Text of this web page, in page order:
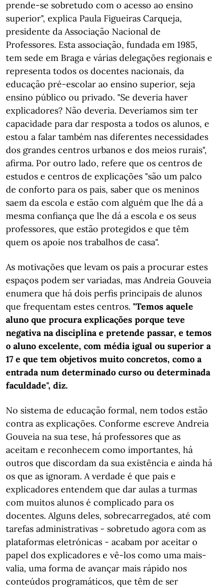
prende-se sobretudo com o acesso ao ensino
superior", explica Paula Figueiras Carqueja,
presidente da Associação Nacional de
Professores. Esta associação, fundada em 1985,
tem sede em Braga e várias delegações regionais e
representa todos os docentes nacionais, da
educação pré-escolar ao ensino superior, seja
ensino público ou privado. "Se deveria haver
explicadores? Não deveria. Deveríamos sim ter
capacidade para dar resposta a todos os alunos, e
estou a falar também nas diferentes necessidades
dos grandes centros urbanos e dos meios rurais",
afirma. Por outro lado, refere que os centros de
estudos e centros de explicações "são um palco
de conforto para os pais, saber que os meninos
saem da escola e estão com alguém que lhe dá a
mesma confiança que lhe dá a escola e os seus
professores, que estão protegidos e que têm
quem os apoie nos trabalhos de casa".
As motivações que levam os pais a procurar estes
espaços podem ser variadas, mas Andreia Gouveia
enumera que há dois perfis principais de alunos
que frequentam estes centros. "Temos aquele
aluno que procura explicações porque teve
negativa na disciplina e pretende passar, e temos
o aluno excelente, com média igual ou superior a
17 e que tem objetivos muito concretos, como a
entrada num determinado curso ou determinada
faculdade", diz.
No sistema de educação formal, nem todos estão
contra as explicações. Conforme escreve Andreia
Gouveia na sua tese, há professores que as
aceitam e reconhecem como importantes, há
outros que discordam da sua existência e ainda há
os que as ignoram. A verdade é que pais e
explicadores entendem que dar aulas a turmas
com muitos alunos é complicado para os
docentes. Alguns deles, sobrecarregados, até com
tarefas administrativas - sobretudo agora com as
plataformas eletrónicas - acabam por aceitar o
papel dos explicadores e vê-los como uma mais-
valia, uma forma de avançar mais rápido nos
conteúdos programáticos, que têm de ser